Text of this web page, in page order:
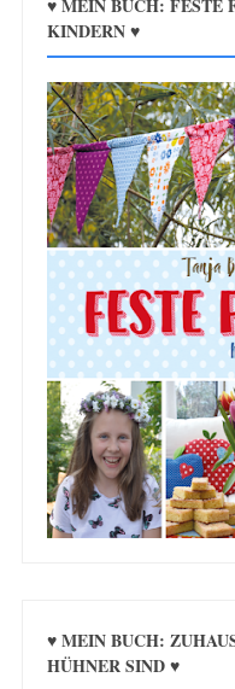
♥ MEIN BUCH: FESTE
KINDERN ♥
♥ MEIN BUCH:
HÜHNER SIND ♥